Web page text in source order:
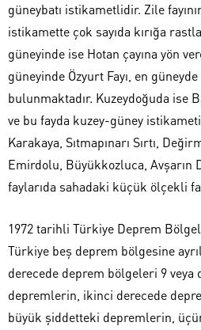
güneybatı istikametlidir. Zile
istikamette çok sayıda kırığa
güneyinde ise Hotan çayına yön
güneyinde Özyurt Fayı, en güneyde
bulunmaktadır. Kuzeydoğuda ise
ve bu fayda kuzey-güney
Karakaya, Sıtmapınarı Sırtı,
Emirdolu, Büyükkozluca, Avşarın
faylarıda sahadaki küçük ölçekli
1972 tarihli Türkiye Deprem
Türkiye beş deprem bölgesine
derecede deprem bölgeleri 9 veya
depremlerin, ikinci derecede
büyük şiddetteki depremlerin,